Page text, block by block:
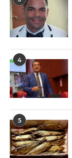
4
5